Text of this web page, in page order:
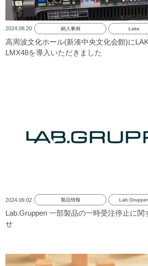
2024.08.20 納入事例 Lake
高周波文化ホール(新湊中央文化会館)に
LMX48を導入いただきました
2024.09.02 製品情報
Lab.Gruppen 一部製品の一時受注停止に関
せ